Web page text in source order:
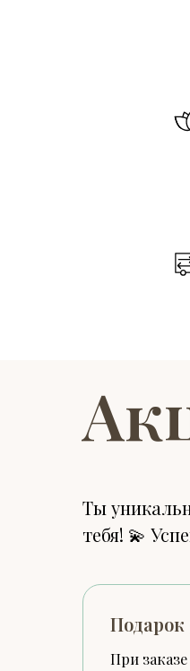
Ты
тебя! 💫
Подарок
При